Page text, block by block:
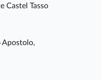
Castel Tasso
Apostolo,